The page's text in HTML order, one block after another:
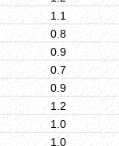
1.1
0.8
0.9
0.7
0.9
1.2
1.0
1.0